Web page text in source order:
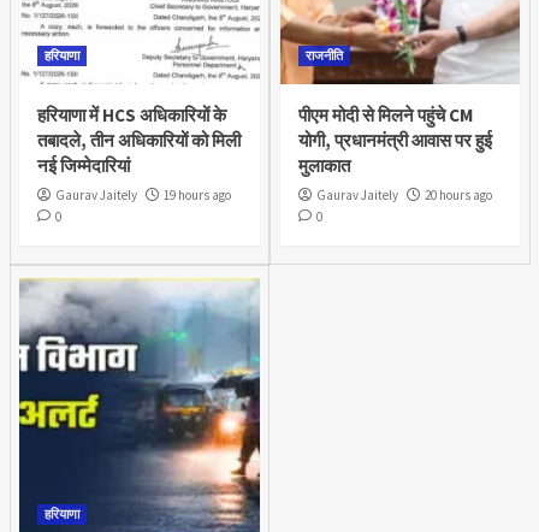
हरियाणा
हरियाणा में HCS अधिकारियों के
तबादले, तीन अधिकारियों को मिली
नई जिम्मेदारियां
Gaurav Jaitely
19 hours ago
0
राजनीति
पीएम मोदी से मिलने पहुंचे CM
योगी, प्रधानमंत्री आवास पर हुई
मुलाकात
Gaurav Jaitely
20 hours ago
0
हरियाणा